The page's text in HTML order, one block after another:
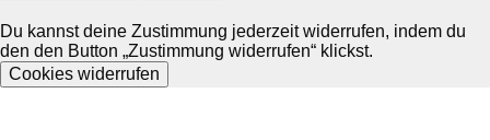
Du kannst deine Zustimmung jederzeit widerrufen, indem du
den den Button „Zustimmung widerrufen“ klickst.
Cookies widerrufen